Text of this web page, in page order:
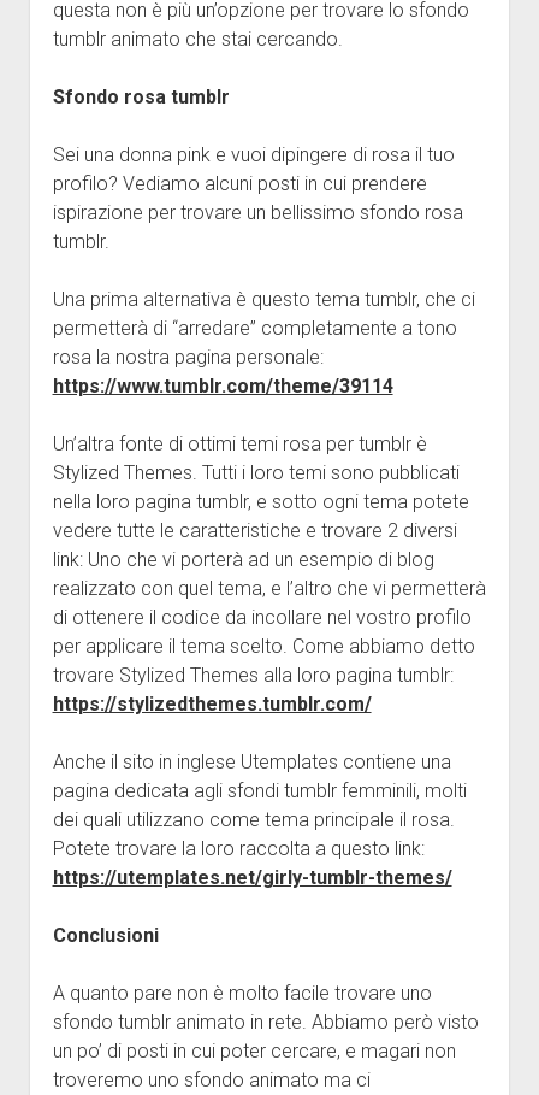
questa non è più un’opzione per trovare lo sfondo
tumblr animato che stai cercando.
Sfondo rosa tumblr
Sei una donna pink e vuoi dipingere di rosa il tuo
profilo? Vediamo alcuni posti in cui prendere
ispirazione per trovare un bellissimo sfondo rosa
tumblr.
Una prima alternativa è questo tema tumblr, che ci
permetterà di “arredare” completamente a tono
rosa la nostra pagina personale:
https://www.tumblr.com/theme/39114
Un’altra fonte di ottimi temi rosa per tumblr è
Stylized Themes. Tutti i loro temi sono pubblicati
nella loro pagina tumblr, e sotto ogni tema potete
vedere tutte le caratteristiche e trovare 2 diversi
link: Uno che vi porterà ad un esempio di blog
realizzato con quel tema, e l’altro che vi permetterà
di ottenere il codice da incollare nel vostro profilo
per applicare il tema scelto. Come abbiamo detto
trovare Stylized Themes alla loro pagina tumblr:
https://stylizedthemes.tumblr.com/
Anche il sito in inglese Utemplates contiene una
pagina dedicata agli sfondi tumblr femminili, molti
dei quali utilizzano come tema principale il rosa.
Potete trovare la loro raccolta a questo link:
https://utemplates.net/girly-tumblr-themes/
Conclusioni
A quanto pare non è molto facile trovare uno
sfondo tumblr animato in rete. Abbiamo però visto
un po’ di posti in cui poter cercare, e magari non
troveremo uno sfondo animato ma ci